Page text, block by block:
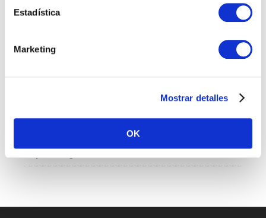
Estadística
Marketing
Mostrar detalles
OK
Professional Services